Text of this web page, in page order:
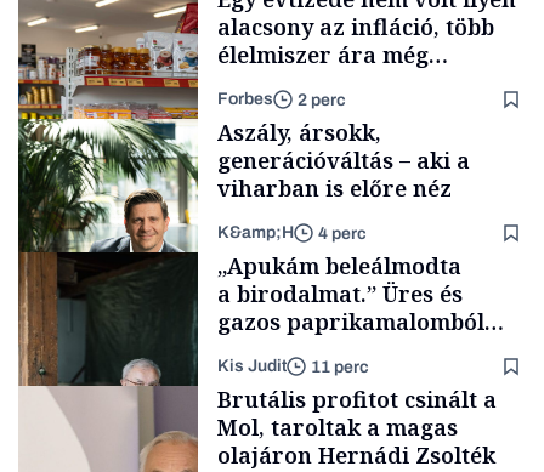
Makro
alacsony az infláció, több
élelmiszer ára még
rohamosan csökken is
Forbes 2 perc
TÁMOGATÓI
TARTALOM
Aszály, ársokk,
generációváltás – aki a
viharban is előre néz
K&amp;H 4 perc
„Apukám beleálmodta
a birodalmat.” Üres és
gazos paprikamalomból
lett az igazi családi
fűszersztori
Kis Judit 11 perc
Brutális profitot csinált a
Mol, taroltak a magas
olajáron Hernádi Zsolték